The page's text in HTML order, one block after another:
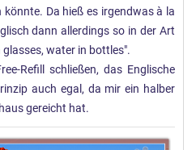
Da hieß es irgendwas à la
dann allerdings so in der Art
water in bottles".
Refill schließen, das Englische
auch egal, da mir ein halber
gereicht hat.